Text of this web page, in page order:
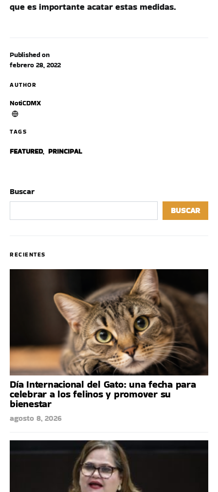
Published on
febrero 28, 2022
AUTHOR
NotiCDMX
TAGS
FEATURED, PRINCIPAL
que es importante acatar estas medidas.
Buscar
BUSCAR
RECIENTES
Día Internacional del Gato: una fecha para
celebrar a los felinos y promover su
bienestar
agosto 8, 2026